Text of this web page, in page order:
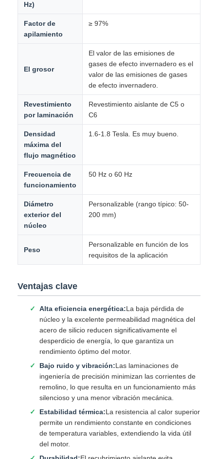
Hz)
Factor de
apilamiento
≥ 97%
El grosor
El valor de las emisiones de
gases de efecto invernadero es el
valor de las emisiones de gases
de efecto invernadero.
Revestimiento
por laminación
Revestimiento aislante de C5 o
C6
Densidad
máxima del
flujo magnético
1.6-1.8 Tesla. Es muy bueno.
Frecuencia de
funcionamiento
50 Hz o 60 Hz
Diámetro
exterior del
núcleo
Personalizable (rango típico: 50-
200 mm)
Peso
Personalizable en función de los
requisitos de la aplicación
Ventajas clave
Alta eficiencia energética:La baja pérdida de
núcleo y la excelente permeabilidad magnética del
acero de silicio reducen significativamente el
desperdicio de energía, lo que garantiza un
rendimiento óptimo del motor.
Bajo ruido y vibración:Las laminaciones de
ingeniería de precisión minimizan las corrientes de
remolino, lo que resulta en un funcionamiento más
silencioso y una menor vibración mecánica.
Estabilidad térmica:La resistencia al calor superior
permite un rendimiento constante en condiciones
de temperatura variables, extendiendo la vida útil
del motor.